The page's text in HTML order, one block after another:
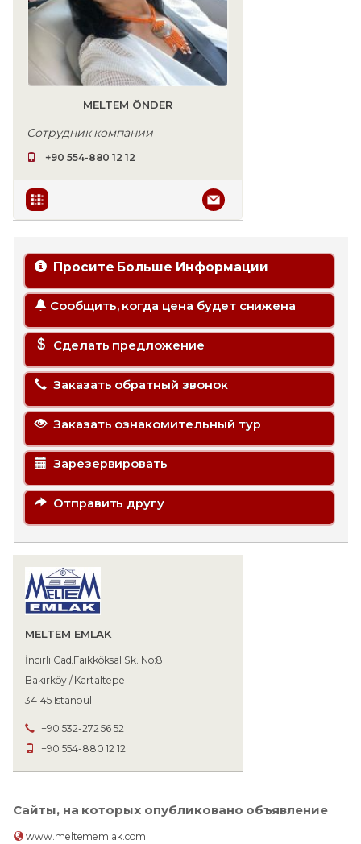
MELTEM ÖNDER
Сотрудник компании
+90 554-880 12 12
Просите Больше Информации
Сообщить, когда цена будет снижена
Сделать предложение
Заказать обратный звонок
Заказать ознакомительный тур
Зарезервировать
Отправить другу
MELTEM EMLAK
İncirli Cad.Faikköksal Sk. No:8
Bakırköy / Kartaltepe
34145 Istanbul
+90 532-272 56 52
+90 554-880 12 12
Сайты, на которых опубликовано объявление
www.meltememlak.com